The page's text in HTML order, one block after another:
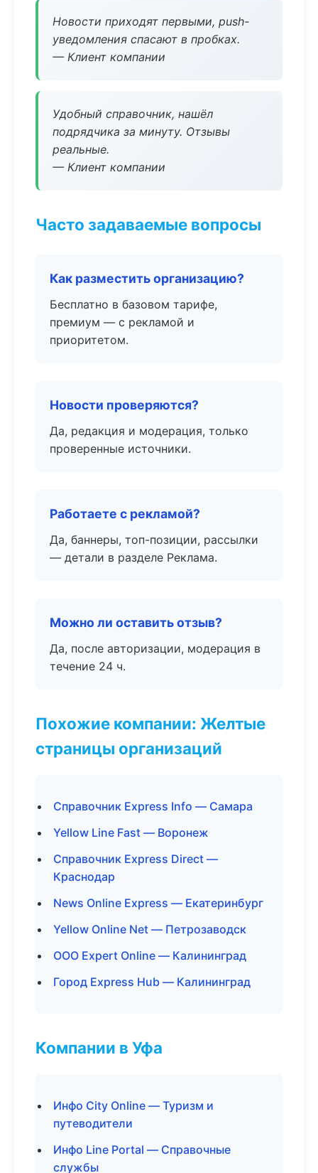
Новости приходят первыми, push-
уведомления спасают в пробках.
— Клиент компании
Удобный справочник, нашёл
подрядчика за минуту. Отзывы
реальные.
— Клиент компании
Часто задаваемые вопросы
Как разместить организацию?
Бесплатно в базовом тарифе,
премиум — с рекламой и
приоритетом.
Новости проверяются?
Да, редакция и модерация, только
проверенные источники.
Работаете с рекламой?
Да, баннеры, топ-позиции, рассылки
— детали в разделе Реклама.
Можно ли оставить отзыв?
Да, после авторизации, модерация в
течение 24 ч.
Похожие компании: Желтые
страницы организаций
Справочник Express Info — Самара
Yellow Line Fast — Воронеж
Справочник Express Direct —
Краснодар
News Online Express — Екатеринбург
Yellow Online Net — Петрозаводск
ООО Expert Online — Калининград
Город Express Hub — Калининград
Компании в Уфа
Инфо City Online — Туризм и
путеводители
Инфо Line Portal — Справочные
службы